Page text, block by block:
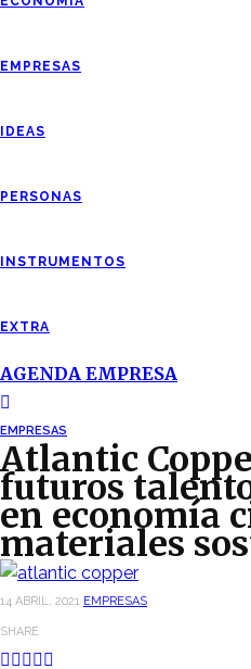
EMPRESAS
IDEAS
PERSONAS
INSTRUMENTOS
EXTRA
AGENDA EMPRESA
EMPRESAS
Atlantic
futuros
en economía
materiales
14 ABRIL, 2021 EMPRESAS
SHARE